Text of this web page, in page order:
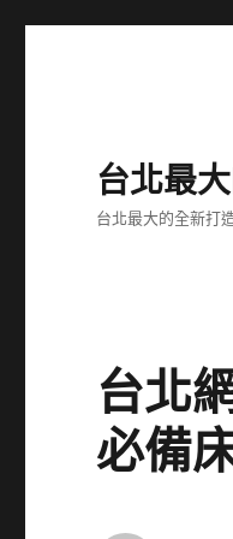
台北最
台北最大的全新打
台北
必備